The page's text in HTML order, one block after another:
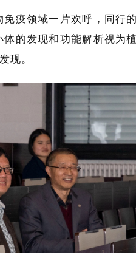
疫领域一片欢呼，同行
的发现和功能解析视为
现。